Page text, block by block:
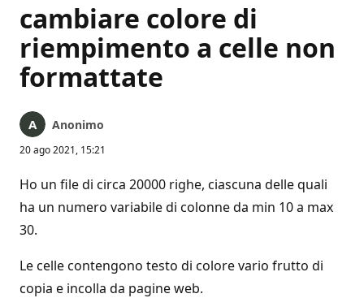
cambiare colore di
riempimento a celle non
formattate
Anonimo
20 ago 2021, 15:21
Ho un file di circa 20000 righe, ciascuna delle quali
ha un numero variabile di colonne da min 10 a max
30.
Le celle contengono testo di colore vario frutto di
copia e incolla da pagine web.